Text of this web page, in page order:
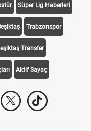
Süper Lig Haberleri
Trabzonspor
Transfer
Aktif Sayaç